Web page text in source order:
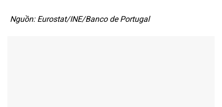
Nguồn: Eurostat/INE/Banco de Portugal